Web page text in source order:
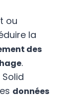
ou
la
des
.
données